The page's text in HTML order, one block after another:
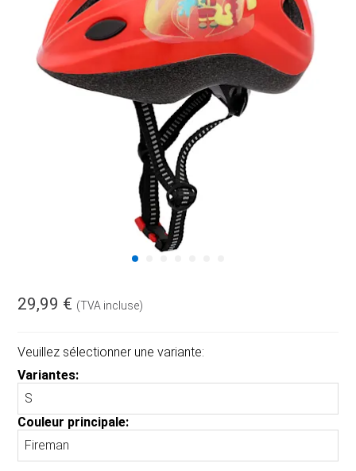
29,99 € (TVA incluse)
Veuillez sélectionner une variante:
Variantes:
Couleur principale: